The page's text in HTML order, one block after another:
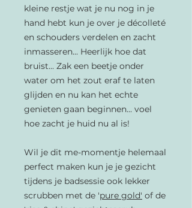
kleine restje wat je nu nog in je
hand hebt kun je over je décolleté
en schouders verdelen en zacht
inmasseren... Heerlijk hoe dat
bruist... Zak een beetje onder
water om het zout eraf te laten
glijden en nu kan het echte
genieten gaan beginnen... voel
hoe zacht je huid nu al is!
Wil je dit me-momentje helemaal
perfect maken kun je je gezicht
tijdens je badsessie ook lekker
scrubben met de 'pure gold' of de